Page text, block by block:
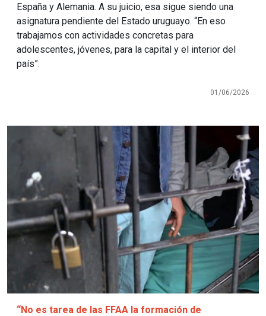
España y Alemania. A su juicio, esa sigue siendo una
asignatura pendiente del Estado uruguayo. “En eso
trabajamos con actividades concretas para
adolescentes, jóvenes, para la capital y el interior del
país”.
01/06/2026
“No es tarea de las FFAA la formación de